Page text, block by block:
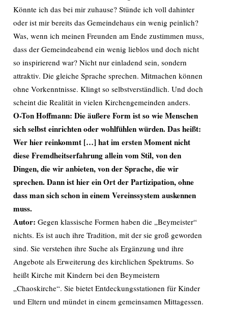
Könnte ich das bei mir zuhause? Stünde ich voll dahinter
oder ist mir bereits das Gemeindehaus ein wenig peinlich?
Was, wenn ich meinen Freunden am Ende zustimmen muss,
dass der Gemeindeabend ein wenig lieblos und doch nicht
so inspirierend war? Nicht nur einladend sein, sondern
attraktiv. Die gleiche Sprache sprechen. Mitmachen können
ohne Vorkenntnisse. Klingt so selbstverständlich. Und doch
scheint die Realität in vielen Kirchengemeinden anders.
O-Ton Hoffmann: Die äußere Form ist so wie Menschen
sich selbst einrichten oder wohlfühlen würden. Das heißt:
Wer hier reinkommt […] hat im ersten Moment nicht
diese Fremdheitserfahrung allein vom Stil, von den
Dingen, die wir anbieten, von der Sprache, die wir
sprechen. Dann ist hier ein Ort der Partizipation, ohne
dass man sich schon in einem Vereinssystem auskennen
muss.
Autor: Gegen klassische Formen haben die „Beymeister“
nichts. Es ist auch ihre Tradition, mit der sie groß geworden
sind. Sie verstehen ihre Suche als Ergänzung und ihre
Angebote als Erweiterung des kirchlichen Spektrums. So
heißt Kirche mit Kindern bei den Beymeistern
„Chaoskirche“. Sie bietet Entdeckungsstationen für Kinder
und Eltern und mündet in einem gemeinsamen Mittagessen.